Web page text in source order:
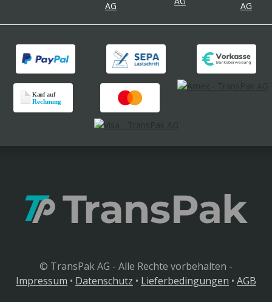
© TransPak AG - Alle Rechte vorbehalten -
Impressum • Datenschutz • Lieferbedingungen • AGB